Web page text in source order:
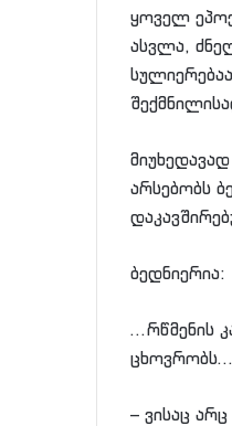
ყოველ
ასვლა,
არსებობს
ბედნიერია:
…რწმენის
– ვისაც